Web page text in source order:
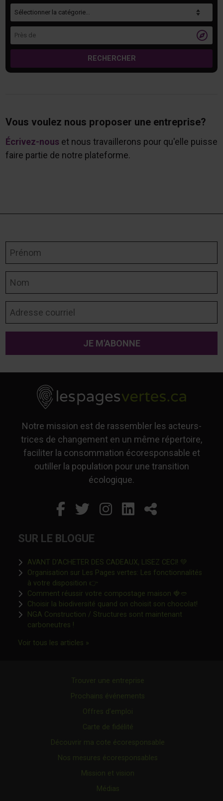

RECHERCHER
Vous voulez nous proposer une entreprise?
Écrivez-nouset nous travaillerons pour qu'elle puisse
faire partie de notre plateforme.
Notre mission est de rassembler les acteurs-
trices de changement en un même répertoire,
faciliter la consommation écoresponsable et
outiller la population pour une transition
écologique.
Facebook
Ce lien s'ouvrira dans
Twitter
Ce lien s'ouvrira
Instagram
Ce lien s'ouvrira
LinkedIn
Ce lienPartager
SUR LE BLOGUE
AVANT D’ACHETER DES CADEAUX, LISEZ CECI! 💚
Organisation sur Les Pages vertes: Les fonctionnalités
à votre disposition 👉Ce lien s'ouvrira dans une nouvelle
Comment réussir votre compostage maison 🍓🥙
Choisir la biodiversité quand on choisit son chocolat!Ce lien
NGA Construction / Structures sont maintenant
carboneutres !Ce lien s'ouvrira dans une nouvelle fenêtre"
Voir tous les articles »Ce lien s'ouvrira dans une nouvelle
Trouver une entreprise
Prochains événements
Offres d’emploi
Carte de fidélité
Découvrir ma cote écoresponsable
Nos mesures écoresponsables
Mission et vision
Médias